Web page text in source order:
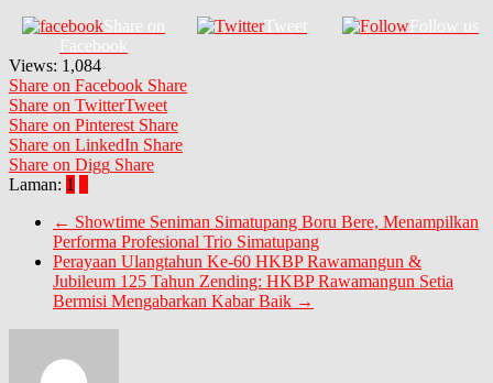
Share on
Facebook
Tweet Follow us
Views: 1,084
Share on Facebook Share
Share on TwitterTweet
Share on Pinterest Share
Share on LinkedIn Share
Share on Digg Share
Laman: 1
← Showtime Seniman Simatupang Boru Bere, Menampilkan
Performa Profesional Trio Simatupang
Perayaan Ulangtahun Ke-60 HKBP Rawamangun &
Jubileum 125 Tahun Zending: HKBP Rawamangun Setia
Bermisi Mengabarkan Kabar Baik →